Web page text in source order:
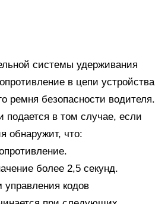
системы удерживания
в цепи устройства
ремня безопасности водителя.
подается в том случае, если
обнаружит, что:
более 2,5 секунд.
кодов